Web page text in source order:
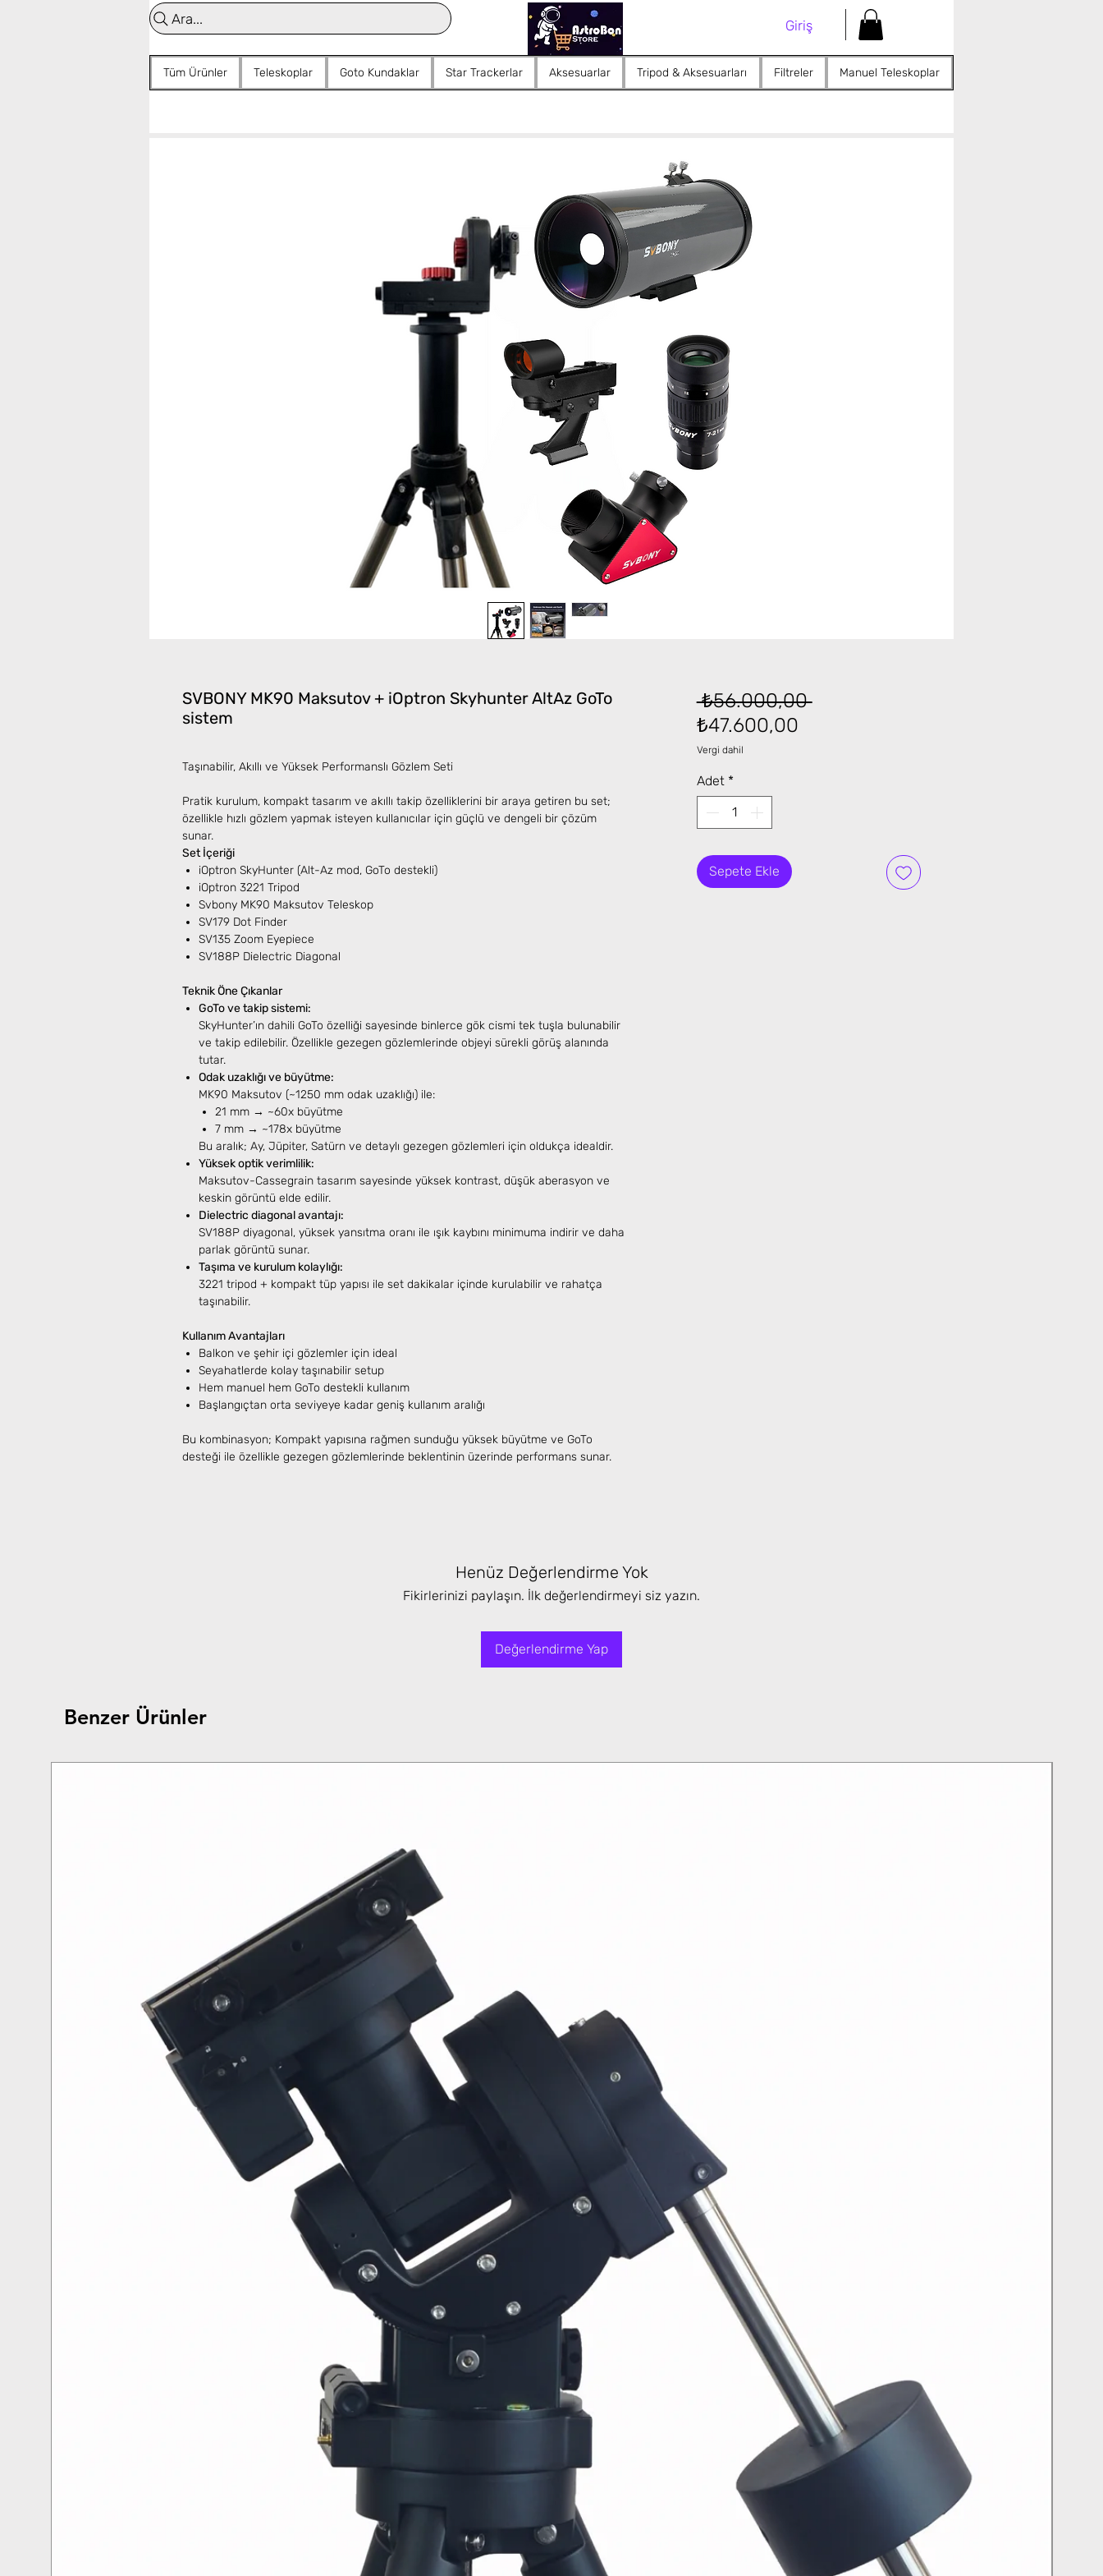
Ara... Giriş
Tüm Ürünler Teleskoplar Goto Kundaklar Star Trackerlar Aksesuarlar Tripod & Aksesuarları Filtreler Manuel Teleskoplar
SVBONY MK90 Maksutov + iOptron Skyhunter AltAz GoTo
sistem
Taşınabilir, Akıllı ve Yüksek Performanslı Gözlem Seti
Pratik kurulum, kompakt tasarım ve akıllı takip özelliklerini bir araya getiren bu set;
özellikle hızlı gözlem yapmak isteyen kullanıcılar için güçlü ve dengeli bir çözüm
sunar.
Set İçeriği
iOptron SkyHunter (Alt-Az mod, GoTo destekli)
iOptron 3221 Tripod
Svbony MK90 Maksutov Teleskop
SV179 Dot Finder
SV135 Zoom Eyepiece
SV188P Dielectric Diagonal
Teknik Öne Çıkanlar
GoTo ve takip sistemi:
SkyHunter’ın dahili GoTo özelliği sayesinde binlerce gök cismi tek tuşla bulunabilir
ve takip edilebilir. Özellikle gezegen gözlemlerinde objeyi sürekli görüş alanında
tutar.
Odak uzaklığı ve büyütme:
MK90 Maksutov (~1250 mm odak uzaklığı) ile:
21 mm → ~60x büyütme
7 mm → ~178x büyütme
Bu aralık; Ay, Jüpiter, Satürn ve detaylı gezegen gözlemleri için oldukça idealdir.
Yüksek optik verimlilik:
Maksutov-Cassegrain tasarım sayesinde yüksek kontrast, düşük aberasyon ve
keskin görüntü elde edilir.
Dielectric diagonal avantajı:
SV188P diyagonal, yüksek yansıtma oranı ile ışık kaybını minimuma indirir ve daha
parlak görüntü sunar.
Taşıma ve kurulum kolaylığı:
3221 tripod + kompakt tüp yapısı ile set dakikalar içinde kurulabilir ve rahatça
taşınabilir.
Kullanım Avantajları
Balkon ve şehir içi gözlemler için ideal
Seyahatlerde kolay taşınabilir setup
Hem manuel hem GoTo destekli kullanım
Başlangıçtan orta seviyeye kadar geniş kullanım aralığı
Bu kombinasyon; Kompakt yapısına rağmen sunduğu yüksek büyütme ve GoTo
desteği ile özellikle gezegen gözlemlerinde beklentinin üzerinde performans sunar.
₺56.000,00 Normal
₺47.600,00İndirimli
Vergi dahil
Adet *
Sepete Ekle
Henüz Değerlendirme Yok
Fikirlerinizi paylaşın. İlk değerlendirmeyi siz yazın.
Değerlendirme Yap
Benzer Ürünler